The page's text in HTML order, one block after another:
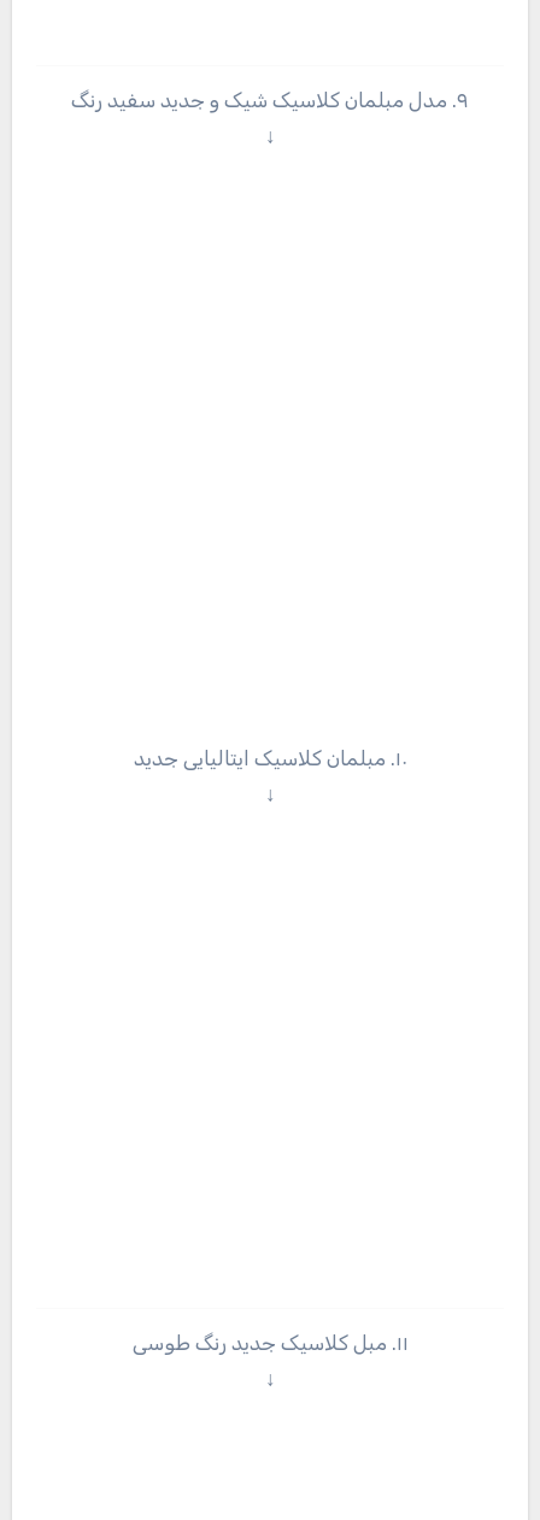
۹. مدل مبلمان کلاسیک شیک و جدید سفید رنگ
↓
۱۰. مبلمان کلاسیک ایتالیایی جدید
↓
۱۱. مبل کلاسیک جدید رنگ طوسی
↓